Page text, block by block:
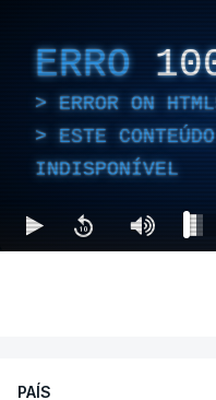
ERRO
ERROR ON
ESTE
INDISPONÍVEL
PAÍS